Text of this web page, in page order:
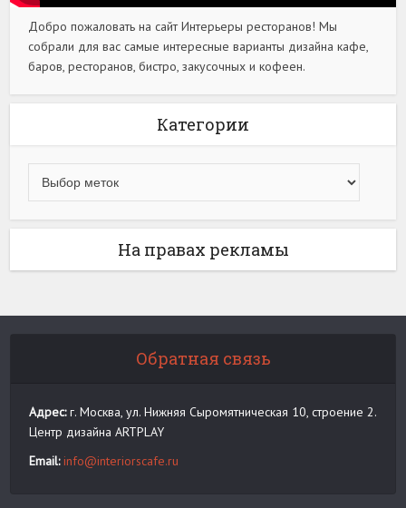
Добро пожаловать на сайт Интерьеры ресторанов! Мы
собрали для вас самые интересные варианты дизайна кафе,
баров, ресторанов, бистро, закусочных и кофеен.
Категории
На правах рекламы
Обратная связь
Адрес:г. Москва, ул. Нижняя Сыромятническая 10, строение 2.
Центр дизайна ARTPLAY
Email: info@interiorscafe.ru